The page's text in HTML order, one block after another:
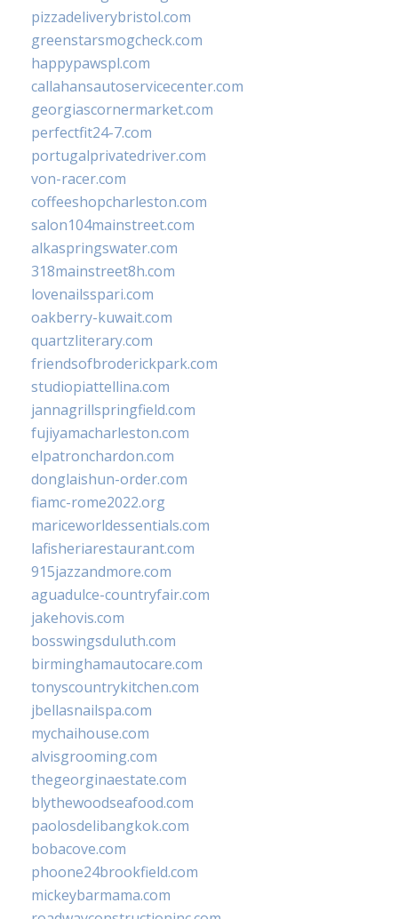
pizzadeliverybristol.com
greenstarsmogcheck.com
happypawspl.com
callahansautoservicecenter.com
georgiascornermarket.com
perfectfit24-7.com
portugalprivatedriver.com
von-racer.com
coffeeshopcharleston.com
salon104mainstreet.com
alkaspringswater.com
318mainstreet8h.com
lovenailsspari.com
oakberry-kuwait.com
quartzliterary.com
friendsofbroderickpark.com
studiopiattellina.com
jannagrillspringfield.com
fujiyamacharleston.com
elpatronchardon.com
donglaishun-order.com
fiamc-rome2022.org
mariceworldessentials.com
lafisheriarestaurant.com
915jazzandmore.com
aguadulce-countryfair.com
jakehovis.com
bosswingsduluth.com
birminghamautocare.com
tonyscountrykitchen.com
jbellasnailspa.com
mychaihouse.com
alvisgrooming.com
thegeorginaestate.com
blythewoodseafood.com
paolosdelibangkok.com
bobacove.com
phoone24brookfield.com
mickeybarmama.com